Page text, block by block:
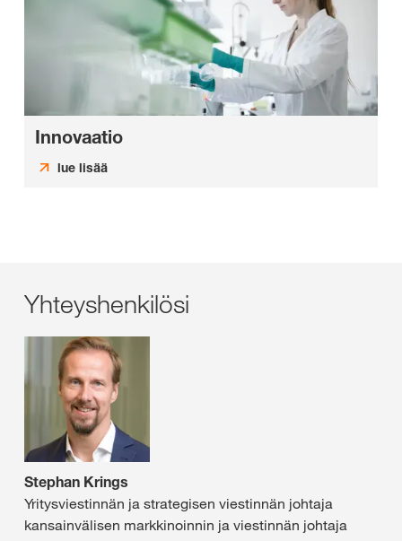
Innovaatio
lue lisää
Yhteyshenkilösi
Stephan Krings
Yritysviestinnän ja strategisen viestinnän johtaja
kansainvälisen markkinoinnin ja viestinnän johtaja